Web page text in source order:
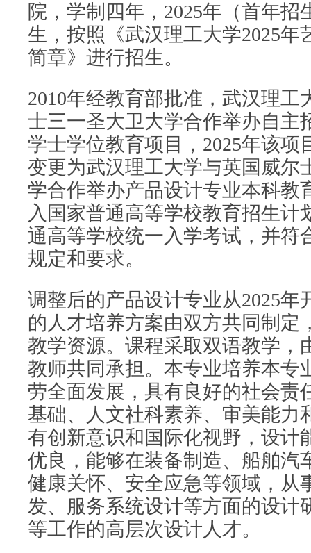
院，学制四年，2025年（首年招
生，按照《武汉理工大学2025年
简章》进行招生。
2010年经教育部批准，武汉理工
士三一圣大卫大学合作举办自主
学士学位教育项目，2025年该项
变更为武汉理工大学与英国威尔
学合作举办产品设计专业本科教
入国家普通高等学校教育招生计
通高等学校统一入学考试，并符
规定和要求。
调整后的产品设计专业从2025年
的人才培养方案由双方共同制定
教学资源。课程采取双语教学，
教师共同承担。本专业培养本专
劳全面发展，具有良好的社会责
基础、人文社科素养、审美能力
有创新意识和国际化视野，设计
优良，能够在装备制造、船舶汽
健康关怀、安全应急等领域，从
发、服务系统设计等方面的设计
等工作的高层次设计人才。